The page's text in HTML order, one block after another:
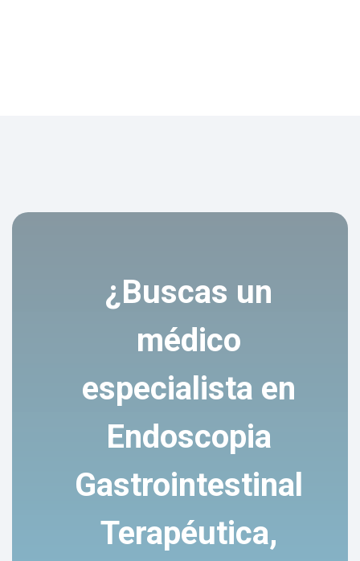
¿Buscas un
médico
especialista en
Endoscopia
Gastrointestinal
Terapéutica,